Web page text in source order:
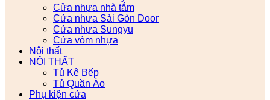
Cửa nhựa nhà tắm
Cửa nhựa Sài Gòn Door
Cửa nhựa Sungyu
Cửa vòm nhựa
Nội thất
NỘI THẤT
Tủ Kệ Bếp
Tủ Quần Áo
Phụ kiện cửa